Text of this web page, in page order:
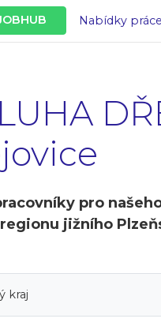
Nabídky práce
pro
jižního
kraj